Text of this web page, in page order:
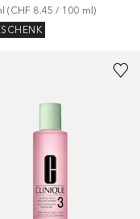
(CHF 8.45 / 100 ml)